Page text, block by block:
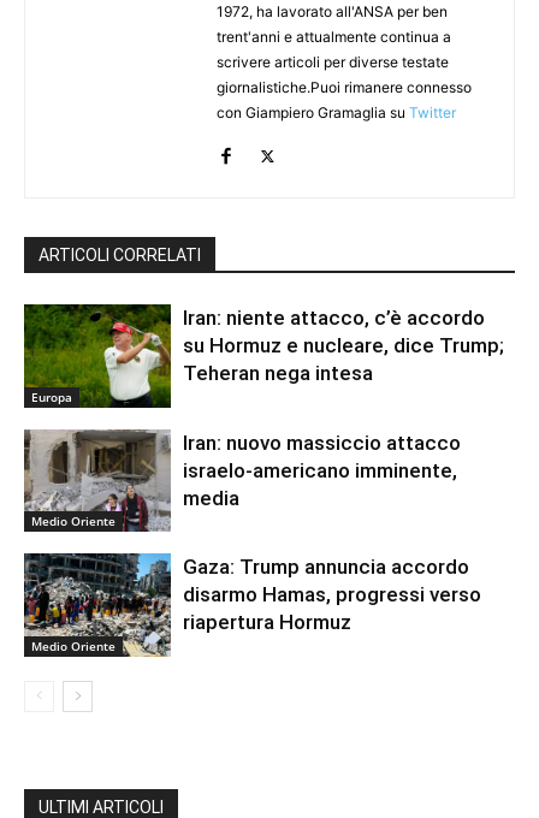
1972, ha lavorato all'ANSA per ben
trent'anni e attualmente continua a
scrivere articoli per diverse testate
giornalistiche.Puoi rimanere connesso
con Giampiero Gramaglia su Twitter
ARTICOLI CORRELATI
Europa
Iran: niente attacco, c’è accordo
su Hormuz e nucleare, dice Trump;
Teheran nega intesa
Medio Oriente
Iran: nuovo massiccio attacco
israelo-americano imminente,
media
Medio Oriente
Gaza: Trump annuncia accordo
disarmo Hamas, progressi verso
riapertura Hormuz
ULTIMI ARTICOLI